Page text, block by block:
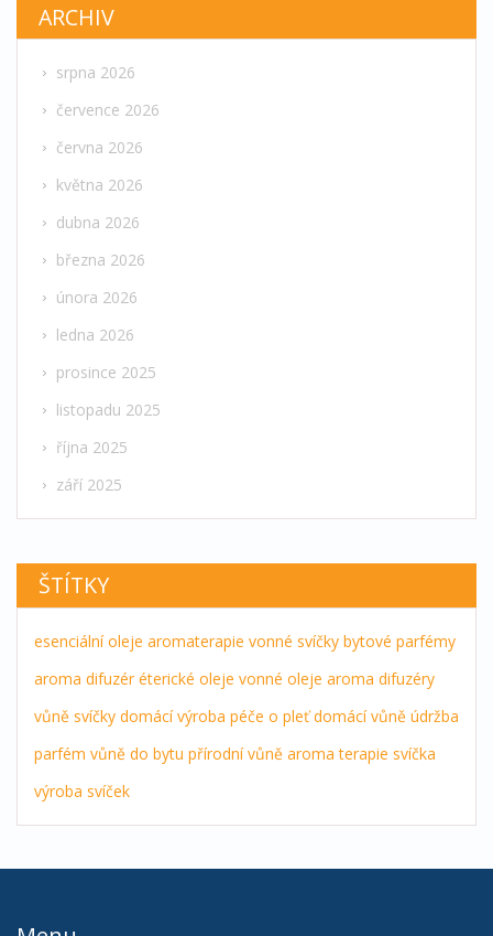
ARCHIV
srpna 2026
července 2026
června 2026
května 2026
dubna 2026
března 2026
února 2026
ledna 2026
prosince 2025
listopadu 2025
října 2025
září 2025
ŠTÍTKY
esenciální oleje aromaterapie vonné svíčky bytové parfémy
aroma difuzér éterické oleje vonné oleje aroma difuzéry
vůně svíčky domácí výroba péče o pleť domácí vůně údržba
parfém vůně do bytu přírodní vůně aroma terapie svíčka
výroba svíček